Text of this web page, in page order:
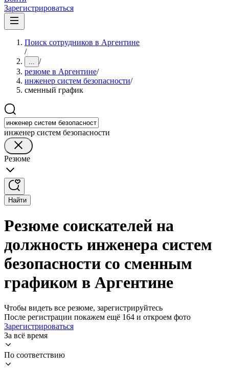
Зарегистрироваться
Поиск сотрудников в Аргентине
/
... /
резюме в Аргентине/
инженер систем безопасности/
сменный график
инженер систем безопасности
Резюме
Найти
Резюме соискателей на
должность инженера систем
безопасности со сменным
графиком в Аргентине
Чтобы видеть все резюме, зарегистрируйтесь
После регистрации покажем ещё 164 и откроем фото
Зарегистрироваться
За всё время
По соответствию